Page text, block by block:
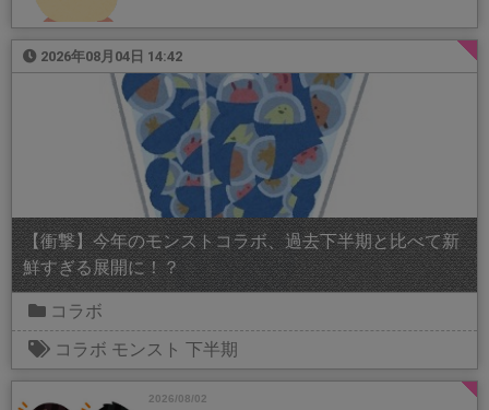
2026年08月04日 14:42
【衝撃】今年のモンストコラボ、過去下半期と比べて新
鮮すぎる展開に！？
コラボ
コラボ モンスト 下半期
2026/08/02